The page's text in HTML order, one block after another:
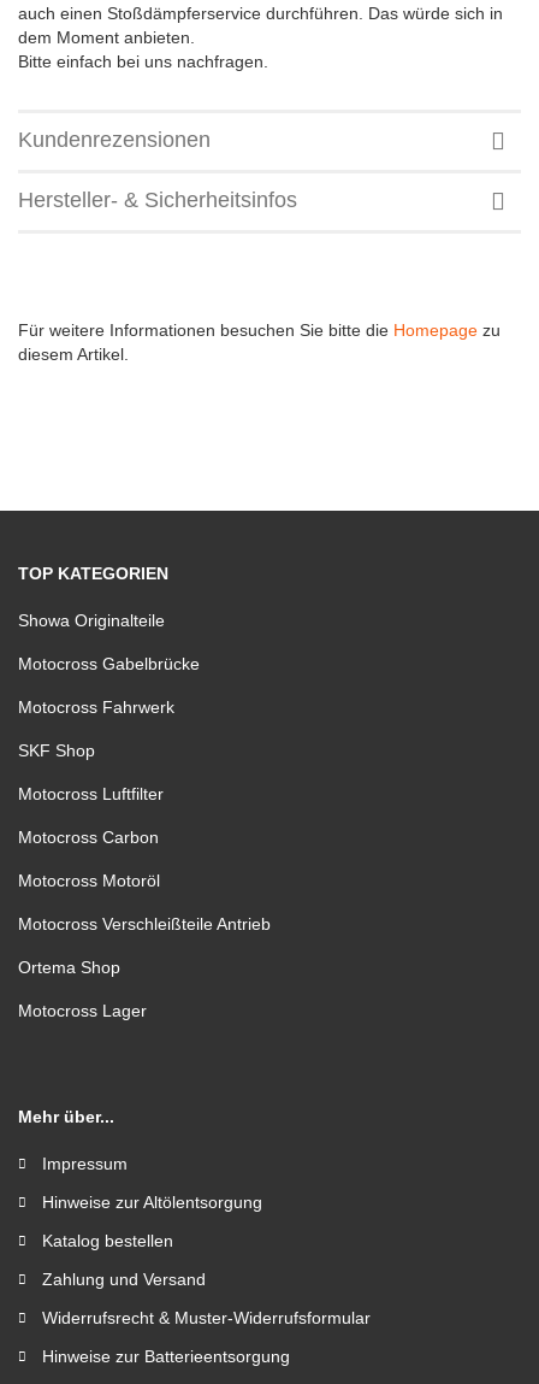
auch einen Stoßdämpferservice durchführen. Das würde sich in
dem Moment anbieten.
Bitte einfach bei uns nachfragen.
Kundenrezensionen
Hersteller- & Sicherheitsinfos
Für weitere Informationen besuchen Sie bitte die Homepage zu
diesem Artikel.
TOP KATEGORIEN
Showa Originalteile
Motocross Gabelbrücke
Motocross Fahrwerk
SKF Shop
Motocross Luftfilter
Motocross Carbon
Motocross Motoröl
Motocross Verschleißteile Antrieb
Ortema Shop
Motocross Lager
Mehr über...
Impressum
Hinweise zur Altölentsorgung
Katalog bestellen
Zahlung und Versand
Widerrufsrecht & Muster-Widerrufsformular
Hinweise zur Batterieentsorgung